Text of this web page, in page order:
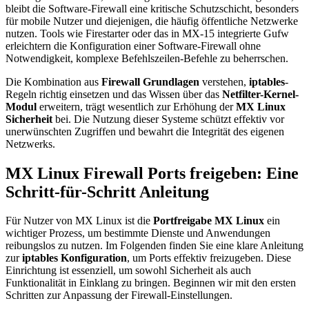
bleibt die Software-Firewall eine kritische Schutzschicht, besonders
für mobile Nutzer und diejenigen, die häufig öffentliche Netzwerke
nutzen. Tools wie Firestarter oder das in MX-15 integrierte Gufw
erleichtern die Konfiguration einer Software-Firewall ohne
Notwendigkeit, komplexe Befehlszeilen-Befehle zu beherrschen.
Die Kombination aus Firewall Grundlagen verstehen, iptables-
Regeln richtig einsetzen und das Wissen über das Netfilter-Kernel-
Modul erweitern, trägt wesentlich zur Erhöhung derMX Linux
Sicherheit bei. Die Nutzung dieser Systeme schützt effektiv vor
unerwünschten Zugriffen und bewahrt die Integrität des eigenen
Netzwerks.
MX Linux Firewall Ports freigeben: Eine
Schritt-für-Schritt Anleitung
Für Nutzer von MX Linux ist die Portfreigabe MX Linux ein
wichtiger Prozess, um bestimmte Dienste und Anwendungen
reibungslos zu nutzen. Im Folgenden finden Sie eine klare Anleitung
zuriptables Konfiguration, um Ports effektiv freizugeben. Diese
Einrichtung ist essenziell, um sowohl Sicherheit als auch
Funktionalität in Einklang zu bringen. Beginnen wir mit den ersten
Schritten zur Anpassung der Firewall-Einstellungen.